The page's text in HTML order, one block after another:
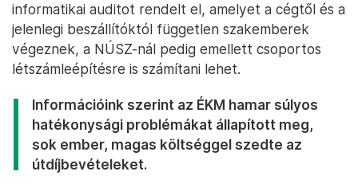
informatikai auditot rendelt el, amelyet a cégtől és a
jelenlegi beszállítóktól független szakemberek
végeznek, a NÚSZ-nál pedig emellett csoportos
létszámleépítésre is számítani lehet.
Információink szerint az ÉKM hamar súlyos
hatékonysági problémákat állapított meg,
sok ember, magas költséggel szedte az
útdíjbevételeket.